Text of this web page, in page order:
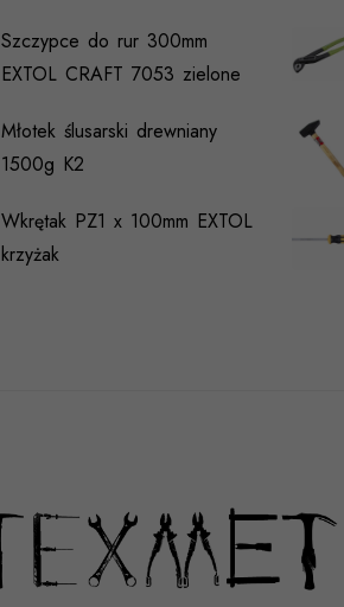
Szczypce do rur 300mm
EXTOL CRAFT 7053 zielone
Młotek ślusarski drewniany
1500g K2
Wkrętak PZ1 x 100mm EXTOL
krzyżak